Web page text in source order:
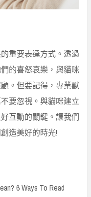
重要表達方式。透過
的喜怒哀樂，與貓咪
。但要記得，專業獸
要忽視。與貓咪建立
互動的關鍵。讓我們
造美好的時光!
6 Ways To Read